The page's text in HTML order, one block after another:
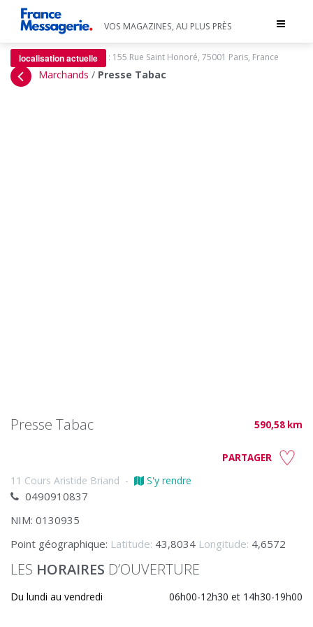
Toggle
VOS MAGAZINES, AU PLUS PRÈS
localisation actuelle : 155 Rue Saint Honoré, 75001 Paris, France
Marchands / Presse Tabac
Presse Tabac 590,58 km
PARTAGER
11 Cours Aristide Briand - S'y rendre
0490910837
NIM: 0130935
Point géographique: Latitude: 43,8034 Longitude: 4,6572
LES HORAIRES D’OUVERTURE
Du lundi au vendredi 06h00-12h30 et 14h30-19h00